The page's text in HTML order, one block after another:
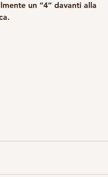
un “4” davanti alla